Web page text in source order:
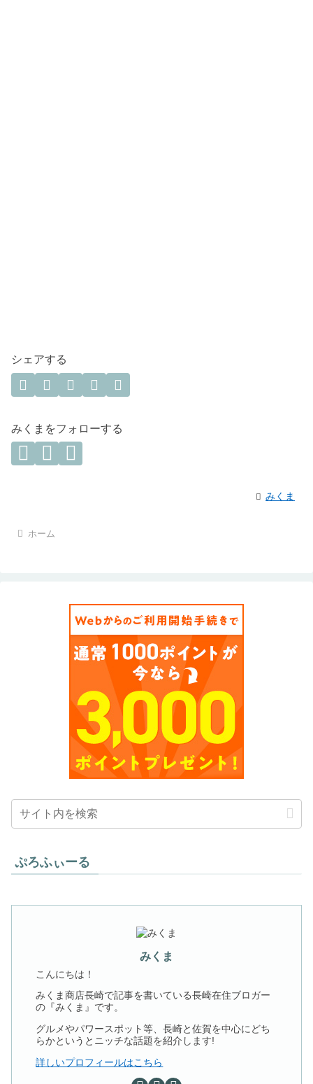
シェアする
みくまをフォローする
みくま
ホーム
ぷろふぃーる
みくま
こんにちは！
みくま商店長崎で記事を書いている長崎在住ブロガー
の『みくま』です。
グルメやパワースポット等、長崎と佐賀を中心にどち
らかというとニッチな話題を紹介します!
詳しいプロフィールはこちら